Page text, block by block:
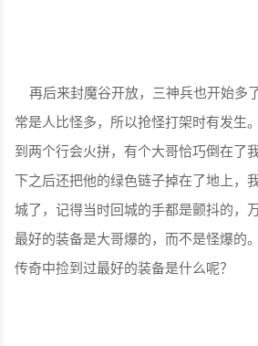
再后来封魔谷开放，三神兵也开始多
常是人比怪多，所以抢怪打架时有发生
到两个行会火拼，有个大哥恰巧倒在了
下之后还把他的绿色链子掉在了地上，
城了，记得当时回城的手都是颤抖的，
最好的装备是大哥爆的，而不是怪爆的
传奇中捡到过最好的装备是什么呢？